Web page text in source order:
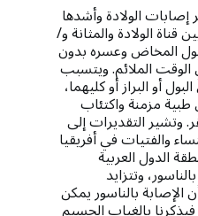
الولادة وأشدها
الولادة والمثانة و/
المخاض وعسره بدون
الملائم. ويتسبب
أو البراز أو كليهما،
مزمنة واكتئاب
وتشير التقديرات إلى
والفتيات في أفريقيا
الدول العربية
وتتزايد
الإصابة بالناسور يمكن